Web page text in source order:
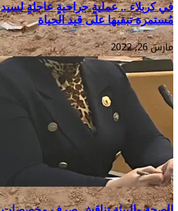
في كربلاء .. عمليةٍ جراحيةٍ عاجلةٍ لسيدةٍ
مُستمرة تبقيها على قيد الحياة
مارس 26, 2022